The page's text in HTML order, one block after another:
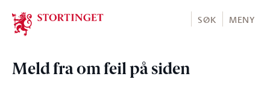
Stortinget.no
SØK MENY
Meld fra om feil på siden